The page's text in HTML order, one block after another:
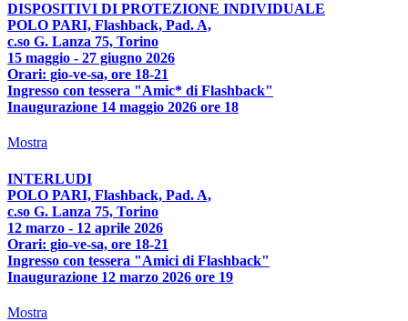
DISPOSITIVI DI PROTEZIONE INDIVIDUALE
POLO PARI, Flashback, Pad. A,
c.so G. Lanza 75, Torino
15 maggio - 27 giugno 2026
Orari: gio-ve-sa, ore 18-21
Ingresso con tessera "Amic* di Flashback"
Inaugurazione 14 maggio 2026 ore 18
Mostra
INTERLUDI
POLO PARI, Flashback, Pad. A,
c.so G. Lanza 75, Torino
12 marzo - 12 aprile 2026
Orari: gio-ve-sa, ore 18-21
Ingresso con tessera "Amici di Flashback"
Inaugurazione 12 marzo 2026 ore 19
Mostra